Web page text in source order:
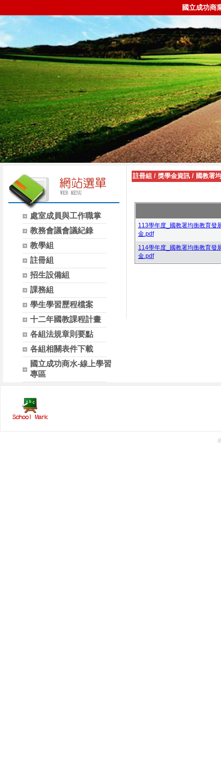
國立成功商
處室成員與工作職掌
教務會議會議紀錄
教學組
註冊組
招生設備組
課務組
學生學習歷程檔案
十二年國教課程計畫
各組法規章則要點
各組相關表件下載
國立成功商水-線上學習
專區
註冊組 / 獎學金資訊 / 國教署
113學年度_國教署均衡教育發
金.pdf
114學年度_國教署均衡教育發
金.pdf